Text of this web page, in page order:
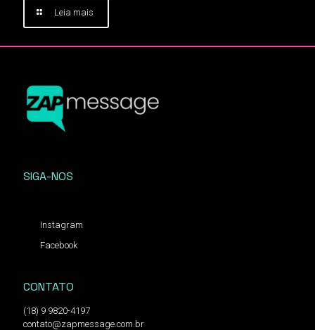
Leia mais
SIGA-NOS
Instagram
Facebook
CONTATO
(18) 9 9820-4197
contato@zapmessage.com.br